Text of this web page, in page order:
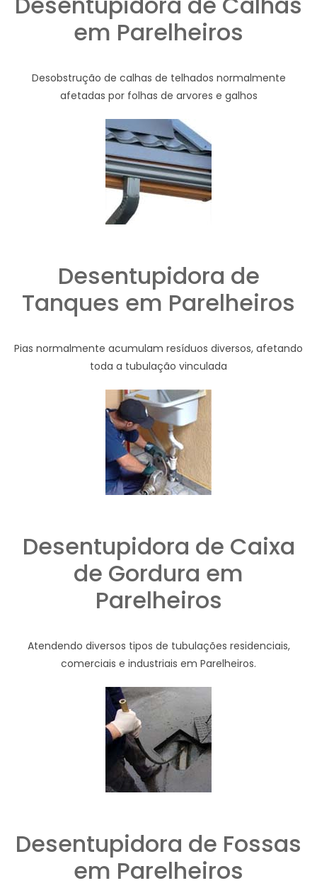
em Parelheiros
Desobstrução de calhas de telhados normalmente
afetadas por folhas de arvores e galhos
Desentupidora de
Tanques em Parelheiros
Pias normalmente acumulam resíduos diversos, afetando
toda a tubulação vinculada
Desentupidora de Caixa
de Gordura em
Parelheiros
Atendendo diversos tipos de tubulações residenciais,
comerciais e industriais em Parelheiros.
Desentupidora de Fossas
em Parelheiros